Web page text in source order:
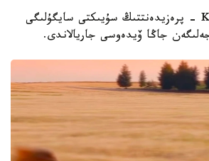
استانا. KAZINFORM - پرەزيدەنتتىڭ سۇيىكتى سايگۇلىگى
جاڭا ۆيدەوسى جاريالاندى.